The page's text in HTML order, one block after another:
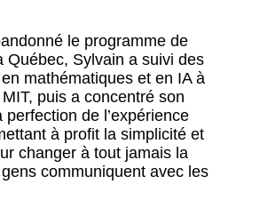
le programme de
Québec, Sylvain a suivi des
mathématiques et en IA à
puis a concentré son
de l’expérience
à profit la simplicité et
changer à tout jamais la
communiquent avec les